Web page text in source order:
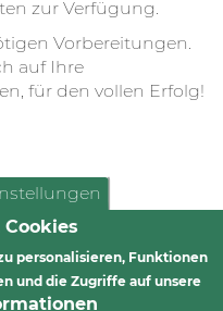
zur Verfügung.
Vorbereitungen.
auf Ihre
für den vollen Erfolg!
personalisieren, Funktionen
und die Zugriffe auf unsere